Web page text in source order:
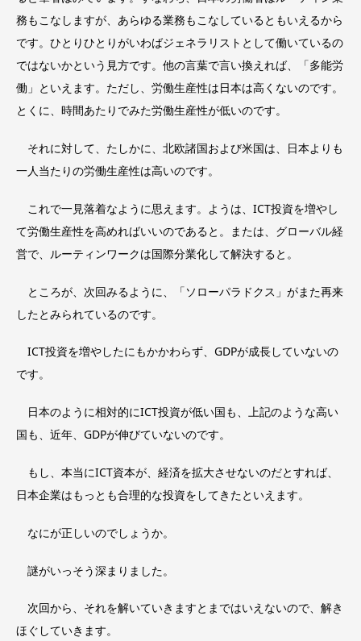
務もこなしますが、あらゆる業務もこなしているともいえるから
です。ひとりひとりがいわばジェネラリストとして働いているの
ではないかという見方です。他の言葉で言い換えれば、「多能労
働」といえます。ただし、労働生産性は日本は高くないのです。
とくに、時間あたりでみた労働生産性が低いのです。
それに対して、たしかに、北欧諸国および米国は、日本よりも
一人当たりの労働生産性は高いのです。
これで一見落着なように思えます。ようは、ICT投資を増やし
て労働生産性を高めればいいのであると。または、グローバル経
営で、ルーティンワークは国際分業化して解決すると。
ところが、次回みるように、「ソローパラドクス」がまた再来
したとみられているのです。
ICT投資を増やしたにもかかわらず、GDPが成長していないの
です。
日本のように相対的にICT投資が低い国も、上記のような高い
国も、近年、GDPが伸びていないのです。
もし、本当にICT資本が、経済を拡大させないのだとすれば、
日本企業はもっとも合理的な投資をしてきたといえます。
なにが正しいのでしょうか。
謎がいっそう深まりました。
次回から、それを解いていきますとまではいえないので、解き
ほぐしていきます。